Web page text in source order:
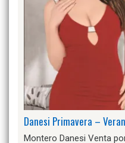
Danesi Primavera –
Montero Danesi Venta